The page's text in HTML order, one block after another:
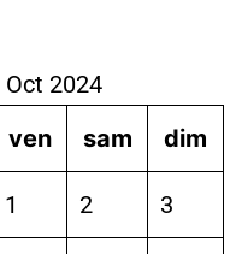
Oct 2024
ven sam dim
1 2 3